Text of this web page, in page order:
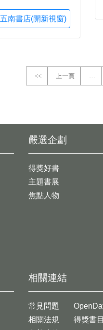
五南書店(開新視窗)
<< 上一頁
嚴選企劃
得獎好書
主題書展
焦點人物
相關連結
常見問題
相關法規
得獎書目